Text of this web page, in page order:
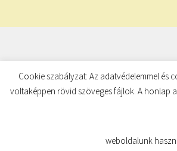
© TUDATKULCS 2026
Built with Storefront
Cookie szabályzat: Az adatvédelemmel
voltaképpen rövid szöveges fájlok. A honlap
weboldalunk